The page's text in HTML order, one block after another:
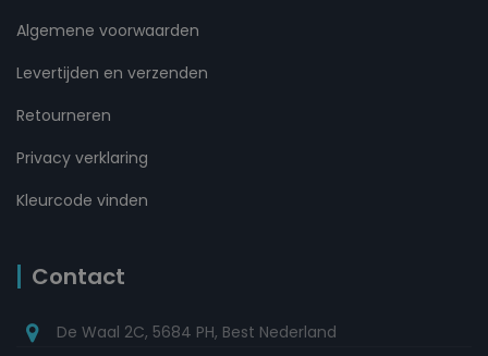
Algemene voorwaarden
Levertijden en verzenden
Retourneren
Privacy verklaring
Kleurcode vinden
Contact
De Waal 2C, 5684 PH, Best Nederland